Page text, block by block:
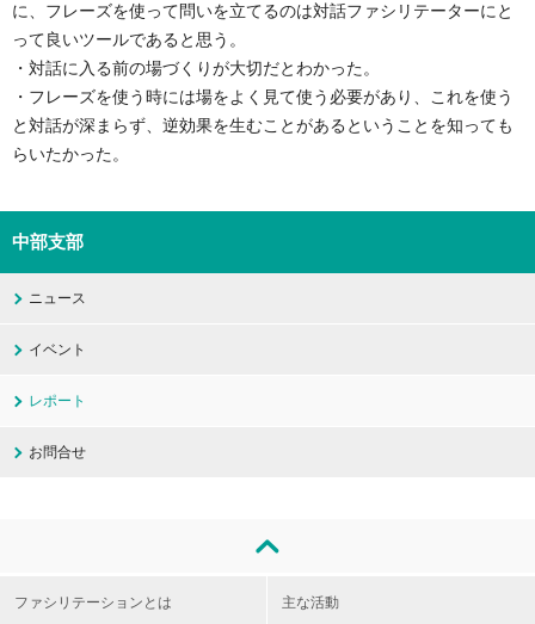
に、フレーズを使って問いを立てるのは対話ファシリテーターにと
って良いツールであると思う。
・対話に入る前の場づくりが大切だとわかった。
・フレーズを使う時には場をよく見て使う必要があり、これを使う
と対話が深まらず、逆効果を生むことがあるということを知っても
らいたかった。
中部支部
ニュース
イベント
レポート
お問合せ
ファシリテーションとは 主な活動